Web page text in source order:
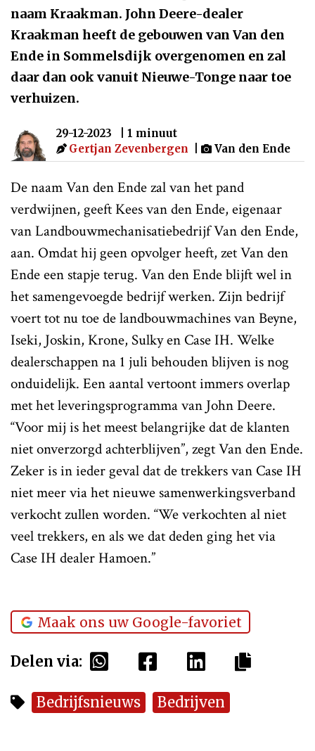
naam Kraakman. John Deere-dealer
Kraakman heeft de gebouwen van Van den
Ende in Sommelsdijk overgenomen en zal
daar dan ook vanuit Nieuwe-Tonge naar toe
verhuizen.
29-12-2023
| 1 minuut
Gertjan Zevenbergen
Van den Ende
De naam Van den Ende zal van het pand
verdwijnen, geeft Kees van den Ende, eigenaar
van Landbouwmechanisatiebedrijf Van den Ende,
aan. Omdat hij geen opvolger heeft, zet Van den
Ende een stapje terug. Van den Ende blijft wel in
het samengevoegde bedrijf werken. Zijn bedrijf
voert tot nu toe de landbouwmachines van Beyne,
Iseki, Joskin, Krone, Sulky en Case IH. Welke
dealerschappen na 1 juli behouden blijven is nog
onduidelijk. Een aantal vertoont immers overlap
met het leveringsprogramma van John Deere.
“Voor mij is het meest belangrijke dat de klanten
niet onverzorgd achterblijven”, zegt Van den Ende.
Zeker is in ieder geval dat de trekkers van Case IH
niet meer via het nieuwe samenwerkingsverband
verkocht zullen worden. “We verkochten al niet
veel trekkers, en als we dat deden ging het via
Case IH dealer Hamoen.”
Maak ons uw Google-favoriet
Delen via:
Bedrijfsnieuws Bedrijven